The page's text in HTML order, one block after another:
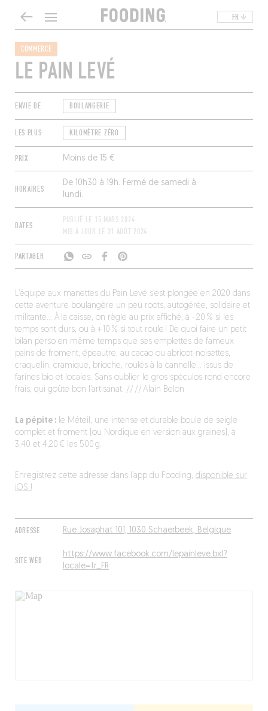
FR
COMMERCE
LE PAIN LEVÉ
ENVIE DE BOULANGERIE
LES PLUS KILOMÈTRE ZÉRO
PRIX Moins de 15 €
HORAIRES
De 10h30 à 19h. Fermé de samedi à
lundi.
DATES
PUBLIÉ LE
15 MARS 2024
MIS À JOUR LE 21 AOÛT 2024
PARTAGER
ADRESSE Rue Josaphat 101, 1030 Schaerbeek, Belgique
SITE WEB
https://www.facebook.com/lepainleve.bxl?
locale=fr_FR
L’équipe aux manettes du Pain Levé s’est plongée en 2020 dans
cette aventure boulangère un peu roots, autogérée, solidaire et
militante… À la caisse, on règle au prix affiché, à - 20 % si les
temps sont durs, ou à + 10 % si tout roule ! De quoi faire un petit
bilan perso en même temps que ses emplettes de fameux
pains de froment, épeautre, au cacao ou abricot-noisettes,
craquelin, cramique, brioche, roulés à la cannelle… issus de
farines bio et locales. Sans oublier le gros spéculos rond encore
frais, qui goûte bon l’artisanat. // // Alain Belon
La pépite :le Méteil, une intense et durable boule de seigle
complet et froment (ou Nordique en version aux graines), à
3,40 et 4,20 € les 500 g.
Enregistrez cette adresse dans l’app du Fooding, disponible sur
iOS !